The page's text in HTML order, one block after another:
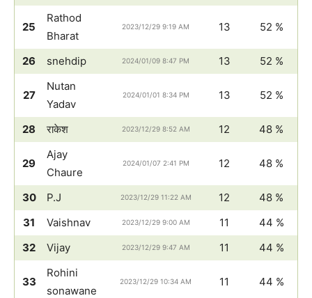
25
Rathod
Bharat
2023/12/29 9:19 AM 13 52 %
26 snehdip 2024/01/09 8:47 PM 13 52 %
27
Nutan
Yadav
2024/01/01 8:34 PM 13 52 %
28 राकेश 2023/12/29 8:52 AM 12 48 %
29
Ajay
Chaure
2024/01/07 2:41 PM 12 48 %
30 P.J 2023/12/29 11:22 AM 12
48 %
31
Vaishnav 2023/12/29 9:00 AM 11
44 %
32
Vijay 2023/12/29 9:47 AM 11 44 %
33
Rohini
sonawane
2023/12/29 10:34 AM 11 44 %